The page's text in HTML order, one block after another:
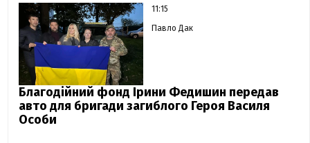
11:15
Павло Дак
Благодійний фонд Ірини Федишин передав
авто для бригади загиблого Героя Василя
Особи